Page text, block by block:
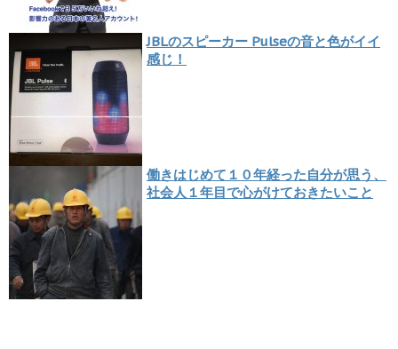
JBLのスピーカー Pulseの音と色がイイ
感じ！
働きはじめて１０年経った自分が思う、
社会人１年目で心がけておきたいこと